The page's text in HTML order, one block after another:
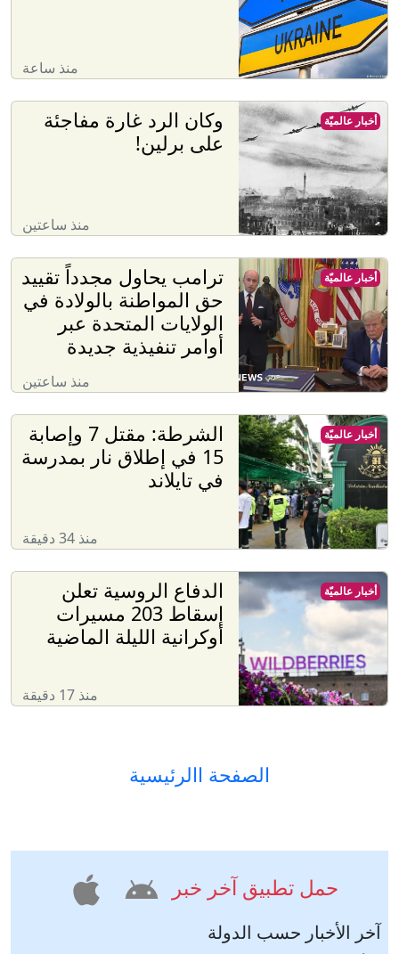
منذ ساعة
وكان الرد غارة مفاجئة
على برلين!
منذ ساعتين
أخبار عالميّة
ترامب يحاول مجدداً تقييد
حق المواطنة بالولادة في
الولايات المتحدة عبر
أوامر تنفيذية جديدة
منذ ساعتين
أخبار عالميّة
الشرطة: مقتل 7 وإصابة
15 في إطلاق نار بمدرسة
في تايلاند
منذ 34 دقيقة
أخبار عالميّة
الدفاع الروسية تعلن
إسقاط 203 مسيرات
أوكرانية الليلة الماضية
منذ 17 دقيقة
أخبار عالميّة
الصفحة االرئيسية
حمل تطبيق آخر خبر
آخر الأخبار حسب الدولة